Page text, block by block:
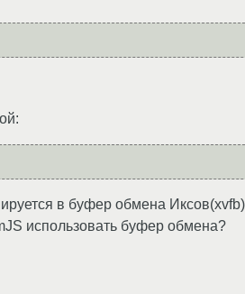
в буфер обмена
использовать буфер обмена?